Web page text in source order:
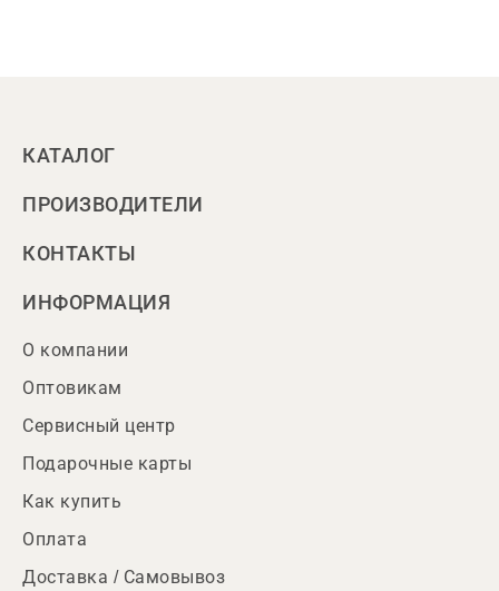
КАТАЛОГ
ПРОИЗВОДИТЕЛИ
КОНТАКТЫ
ИНФОРМАЦИЯ
О компании
Оптовикам
Сервисный центр
Подарочные карты
Как купить
Оплата
Доставка / Самовывоз